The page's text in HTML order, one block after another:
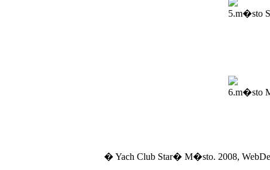
5.m�sto
6.m�sto
� Yach Club Star� M�sto. 2008,